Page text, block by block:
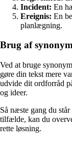
Incident: En
Ereignis: En
planlægning.
Brug af
Ved at bruge
gøre din tekst mere
udvide dit ordforråd
og ideer.
Så næste gang du
tilfælde, kan du
rette løsning.